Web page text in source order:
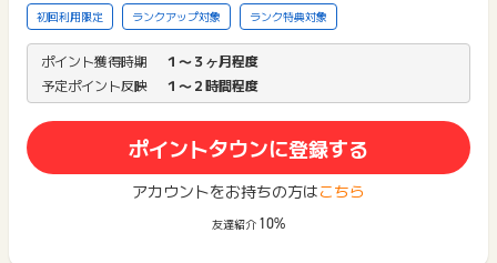
初回利用限定 ランクアップ対象 ランク特典対象
ポイント獲得時期
１〜３ヶ月程度
予定ポイント反映
１〜２時間程度
ポイントタウンに登録する
アカウントをお持ちの方はこちら
友達紹介 10%